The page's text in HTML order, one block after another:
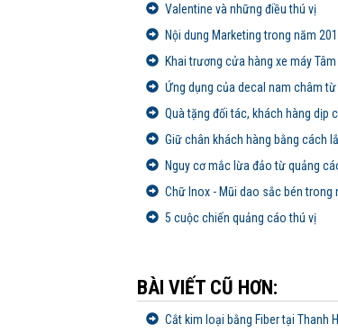
Valentine và những điều thú vị
Nội dung Marketing trong năm
Khai trương cửa hàng xe máy Tâm
Ứng dụng của decal nam châm
Quà tặng đối tác, khách hàng dịp
Giữ chân khách hàng bằng cách
Nguy cơ mắc lừa đảo từ quảng
Chữ Inox - Mũi dao sắc bén trong
5 cuộc chiến quảng cáo thú vị
BÀI VIẾT CŨ HƠN:
Cắt kim loại bằng Fiber tại Thanh